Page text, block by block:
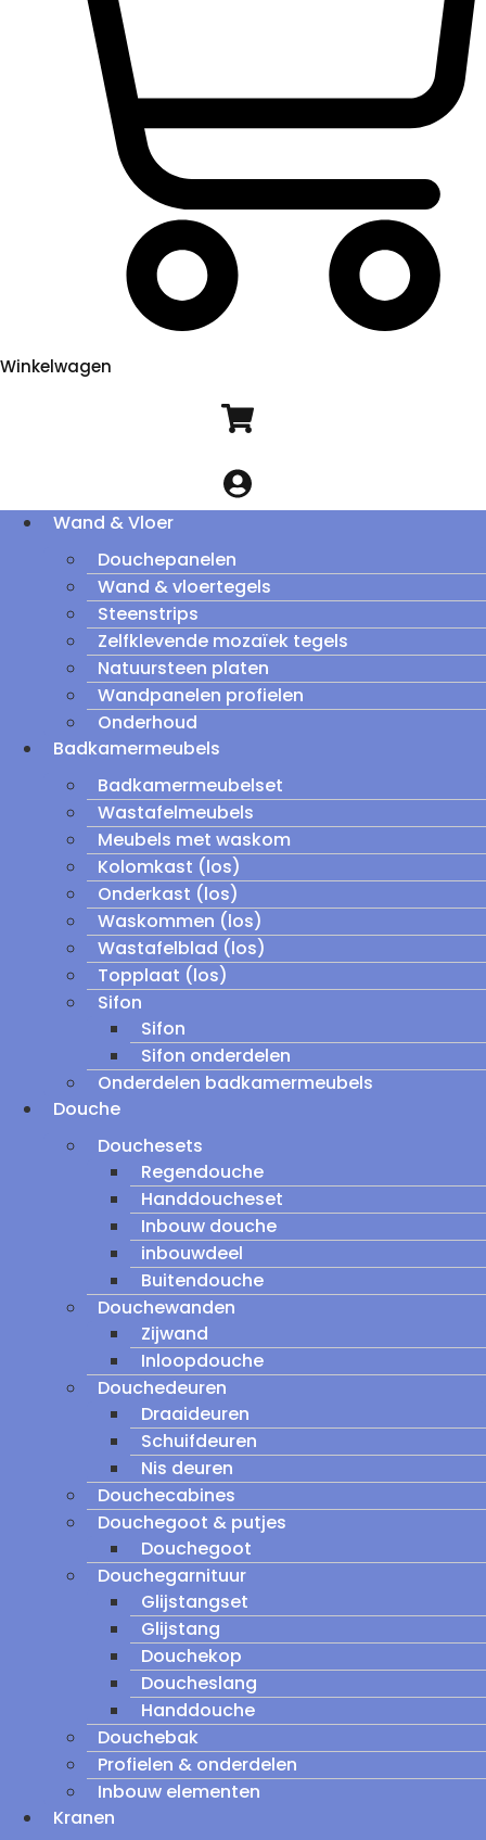
Winkelwagen
Wand & Vloer
Douchepanelen
Wand & vloertegels
Steenstrips
Zelfklevende mozaïek tegels
Natuursteen platen
Wandpanelen profielen
Onderhoud
Badkamermeubels
Badkamermeubelset
Wastafelmeubels
Meubels met waskom
Kolomkast (los)
Onderkast (los)
Waskommen (los)
Wastafelblad (los)
Topplaat (los)
Sifon
Sifon
Sifon onderdelen
Onderdelen badkamermeubels
Douche
Douchesets
Regendouche
Handdoucheset
Inbouw douche
inbouwdeel
Buitendouche
Douchewanden
Zijwand
Inloopdouche
Douchedeuren
Draaideuren
Schuifdeuren
Nis deuren
Douchecabines
Douchegoot & putjes
Douchegoot
Douchegarnituur
Glijstangset
Glijstang
Douchekop
Doucheslang
Handdouche
Douchebak
Profielen & onderdelen
Inbouw elementen
Kranen